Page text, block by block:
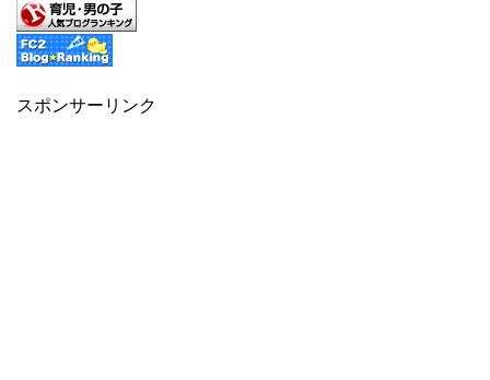
スポンサーリンク